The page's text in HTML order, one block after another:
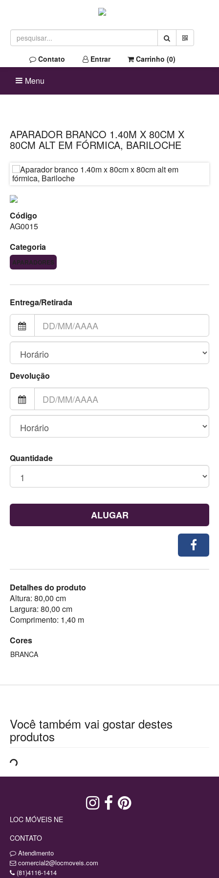
Contato Entrar Carrinho (0)
Menu
APARADOR BRANCO 1.40M X 80CM X
80CM ALT EM FÓRMICA, BARILOCHE
Código
AG0015
Categoria
APARADORES
Entrega/Retirada
Devolução
Quantidade
ALUGAR
Detalhes do produto
Altura: 80,00 cm
Largura: 80,00 cm
Comprimento: 1,40 m
Cores
BRANCA
Você também vai gostar destes
produtos
LOC MÓVEIS NE
CONTATO
Atendimento
comercial2@locmoveis.com
(81)4116-1414